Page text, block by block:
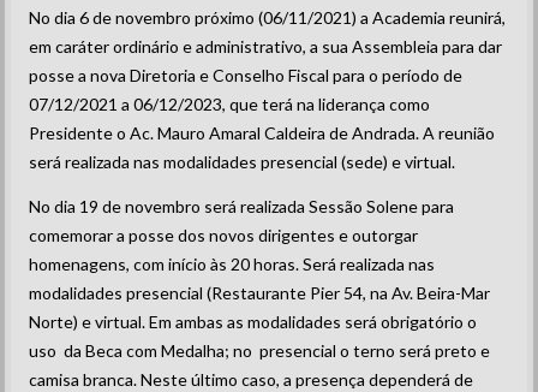
No dia 6 de novembro próximo (06/11/2021) a Academia reunirá,
em caráter ordinário e administrativo, a sua Assembleia para dar
posse a nova Diretoria e Conselho Fiscal para o período de
07/12/2021 a 06/12/2023, que terá na liderança como
Presidente o Ac. Mauro Amaral Caldeira de Andrada. A reunião
será realizada nas modalidades presencial (sede) e virtual.
No dia 19 de novembro será realizada Sessão Solene para
comemorar a posse dos novos dirigentes e outorgar
homenagens, com início às 20 horas. Será realizada nas
modalidades presencial (Restaurante Pier 54, na Av. Beira-Mar
Norte) e virtual. Em ambas as modalidades será obrigatório o
uso da Beca com Medalha; no presencial o terno será preto e
camisa branca. Neste último caso, a presença dependerá de